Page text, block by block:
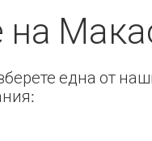
една от